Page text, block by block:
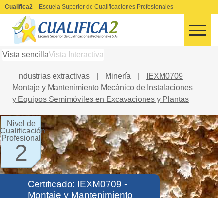
Cualifica2 – Escuela Superior de Cualificaciones Profesionales
Vista sencillaVista Interactiva
Industrias extractivas Minería
IEXM0709
Montaje y Mantenimiento Mecánico de Instalaciones
y Equipos Semimóviles en Excavaciones y Plantas
Nivel de
Cualificación
Profesional
2
Certificado: IEXM0709 -
Montaje y Mantenimiento